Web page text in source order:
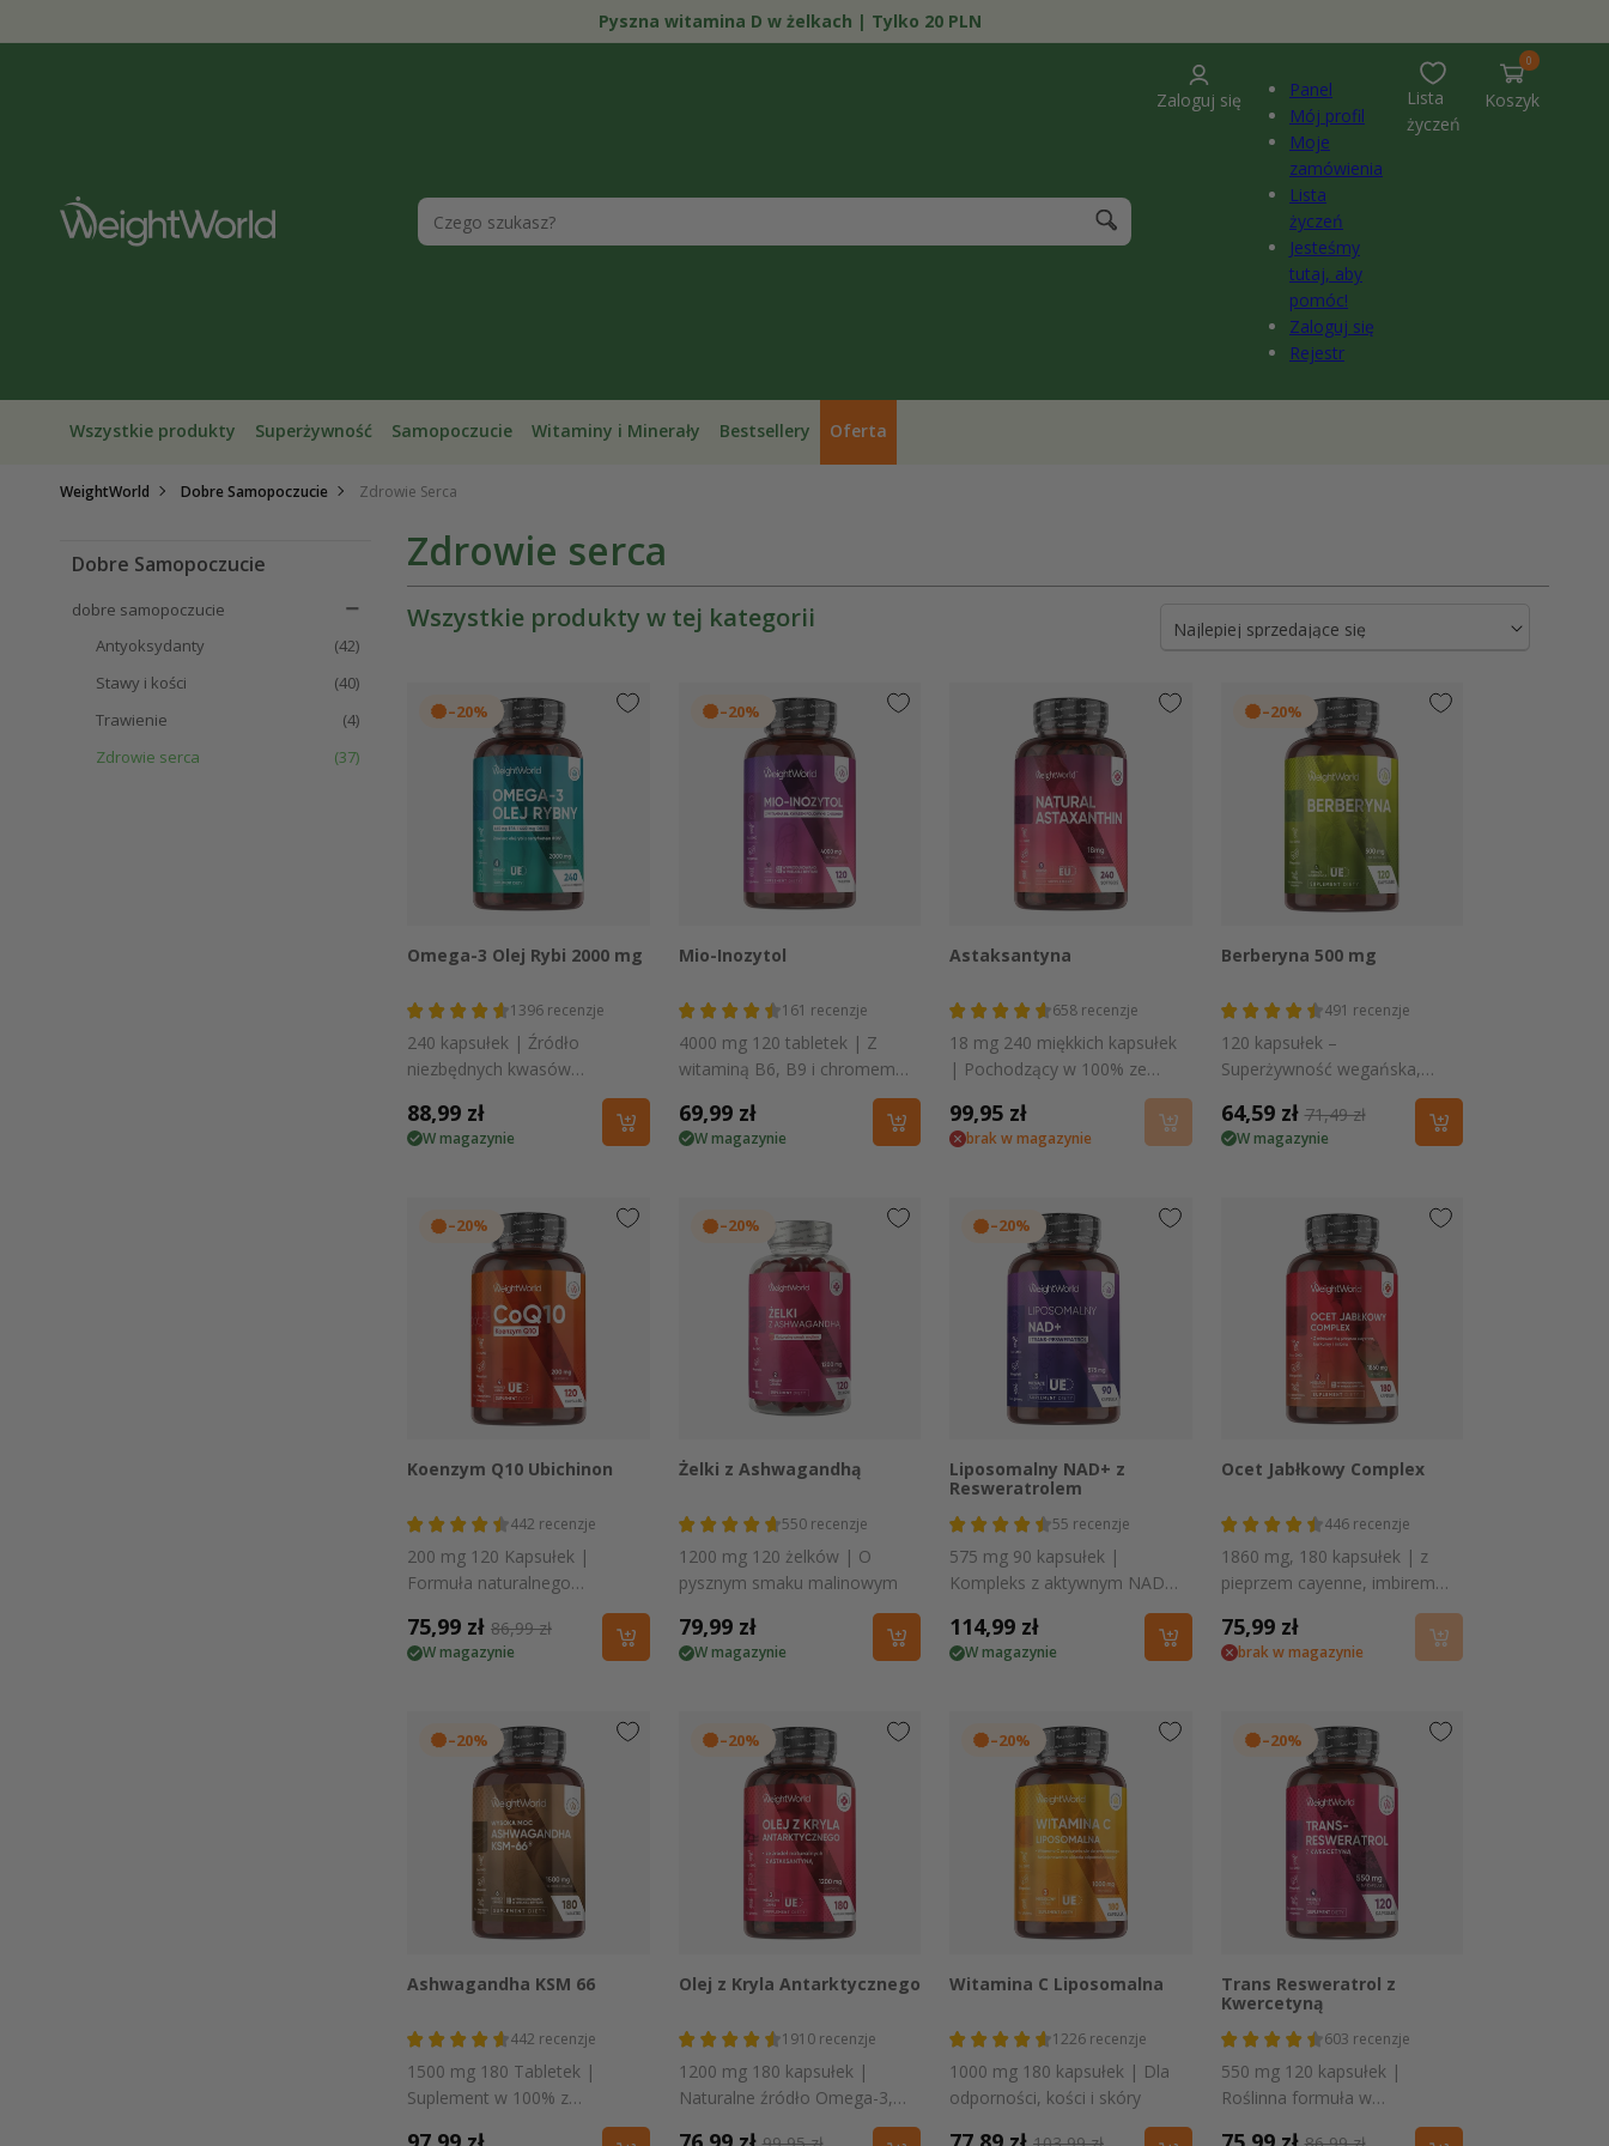
treści
Pyszna witamina D w żelkach | Tylko 20 PLN
Zaloguj się
Panel
Mój profil
Moje
zamówienia
Lista
życzeń
Jesteśmy
tutaj, aby
pomóc!
Zaloguj się
Rejestr
Lista
życzeń
Koszyk
0
0
pozycje(-
i)
Wszystkie produkty Superżywność Samopoczucie Witaminy i Minerały Bestsellery Oferta
WeightWorld Dobre Samopoczucie Zdrowie Serca
Dobre Samopoczucie
dobre samopoczucie
Antyoksydanty
(42)
Stawy i kości
(40)
Trawienie
(4)
Zdrowie serca
(37)
Zdrowie serca
Wszystkie produkty w tej kategorii
–20%
Szybki podgląd
Omega-3 Olej Rybi 2000 mg
1396 recenzje
240 kapsułek | Źródło
niezbędnych kwasów
tłuszczowych: 660 mg EPA i
440 mg DHA
Cena
regularna
88,99 zł
W magazynie
–20%
Szybki podgląd
Mio-Inozytol
161 recenzje
4000 mg 120 tabletek | Z
witaminą B6, B9 i chromem
Cena
regularna
69,99 zł
W magazynie
Szybki podgląd
Astaksantyna
658 recenzje
18 mg 240 miękkich kapsułek
| Pochodzący w 100% ze
Cena
regularna
99,95 zł
brak w magazynie
–20%
Szybki podgląd
Berberyna 500 mg
491 recenzje
120 kapsułek –
Superżywność wegańska,
bez stearynianu magnezu
Cena
promocyjna
64,59 zł Cena
regularna
71,49 zł
W magazynie
–20%
Szybki podgląd
Koenzym Q10 Ubichinon
442 recenzje
200 mg 120 Kapsułek |
Formuła naturalnego
Cena
promocyjna
75,99 zł Cena
regularna
86,99 zł
W magazynie
–20%
Żelki z Ashwagandhą
550 recenzje
1200 mg 120 żelków | O
pysznym smaku malinowym
Cena
regularna
79,99 zł
W magazynie
–20%
Szybki podgląd
Liposomalny NAD+ z
Resweratrolem
55 recenzje
575 mg 90 kapsułek |
Kompleks z aktywnym NAD+
i trans-resweratrolem 98%
Cena
regularna
114,99 zł
W magazynie
Szybki podgląd
Ocet Jabłkowy Complex
446 recenzje
1860 mg, 180 kapsułek | z
pieprzem cayenne, imbirem i
Cena
regularna
75,99 zł
brak w magazynie
–20%
Szybki podgląd
Ashwagandha KSM 66
442 recenzje
1500 mg 180 Tabletek |
Suplement w 100% z
–20%
Szybki podgląd
Olej z Kryla Antarktycznego
1910 recenzje
1200 mg 180 kapsułek |
Naturalne źródło Omega-3,
astaksantyny, fosfolipidów i
–20%
Szybki podgląd
Witamina C Liposomalna
1226 recenzje
1000 mg 180 kapsułek | Dla
odporności, kości i skóry
–20%
Szybki podgląd
Trans Resweratrol z
Kwercetyną
603 recenzje
550 mg 120 kapsułek |
Roślinna formuła w